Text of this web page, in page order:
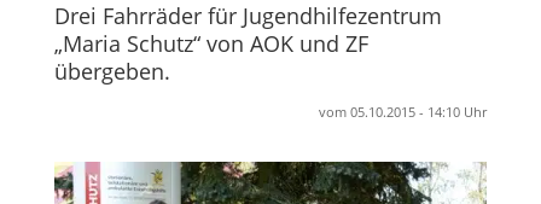
Drei Fahrräder für Jugendhilfezentrum
„Maria Schutz“ von AOK und ZF
übergeben.
vom 05.10.2015 - 14:10 Uhr